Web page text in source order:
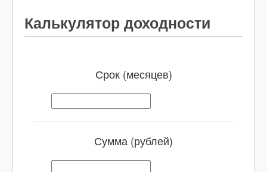
Калькулятор доходности
Срок (месяцев)
Сумма (рублей)